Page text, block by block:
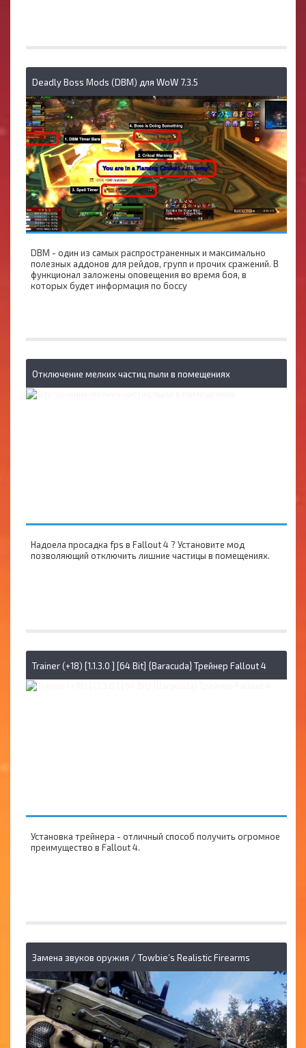
Deadly Boss Mods (DBM) для WoW 7.3.5
DBM - один из самых распространенных и максимально
полезных аддонов для рейдов, групп и прочих сражений. В
функционал заложены оповещения во время боя, в
которых будет информация по боссу
Отключение мелких частиц пыли в помещениях
Надоела просадка fps в Fallout 4 ? Установите мод
позволяющий отключить лишние частицы в помещениях.
Trainer (+18) [1.1.3.0 ] [64 Bit] {Baracuda} Трейнер Fallout 4
Установка трейнера - отличный способ получить огромное
преимущество в Fallout 4.
Замена звуков оружия / Towbie’s Realistic Firearms